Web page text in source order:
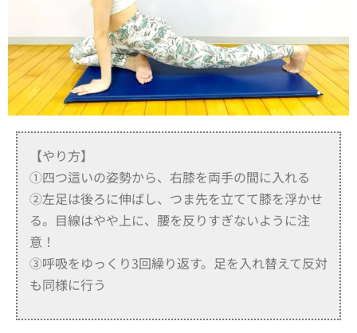
【やり方】
①四つ這いの姿勢から、右膝を両手の間に入れる
②左足は後ろに伸ばし、つま先を立てて膝を浮かせ
る。目線はやや上に、腰を反りすぎないように注
意！
③呼吸をゆっくり3回繰り返す。足を入れ替えて反対
も同様に行う